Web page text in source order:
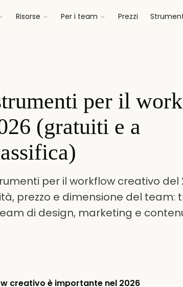
Risorse Per i team Prezzi
per il
(gratuiti e a
per il workflow creativo del
prezzo e dimensione del team:
di design, marketing e
creativo è importante nel 2026